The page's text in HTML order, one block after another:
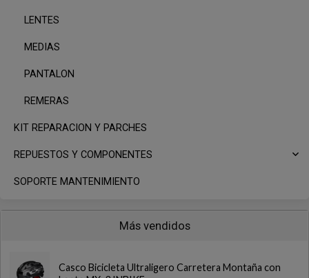
LENTES
MEDIAS
PANTALON
REMERAS
KIT REPARACION Y PARCHES
REPUESTOS Y COMPONENTES
SOPORTE MANTENIMIENTO
Más vendidos
Casco Bicicleta Ultraligero Carretera Montaña con